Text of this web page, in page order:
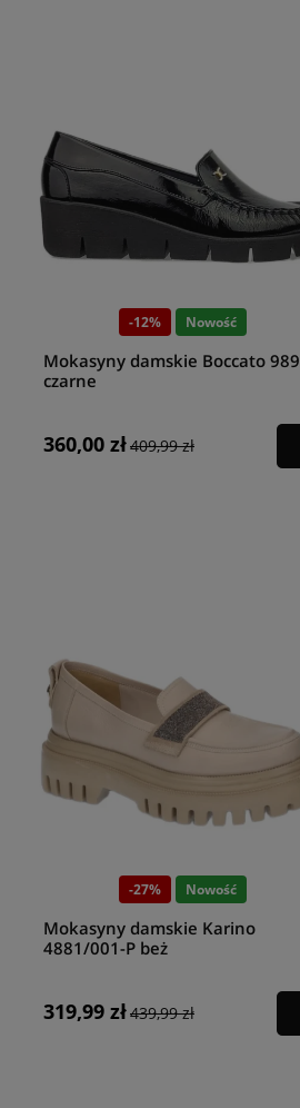
-12% Nowość
Mokasyny damskie Boccato 989
czarne
360,00 zł409,99 zł
-27% Nowość
Mokasyny damskie Karino
4881/001-P beż
319,99 zł439,99 zł